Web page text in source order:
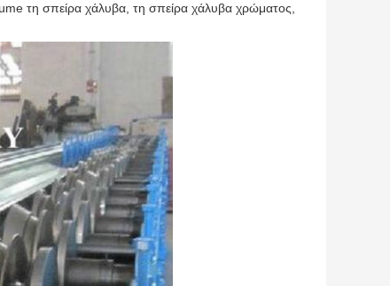
τη σπείρα χάλυβα, τη σπείρα χάλυβα χρώματος,